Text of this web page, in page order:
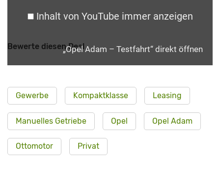
Inhalt von YouTube immer anzeigen
„Opel Adam – Testfahrt“ direkt öffnen
Bewerte diesen Deal
Gewerbe Kompaktklasse Leasing
Manuelles Getriebe Opel Opel Adam
Ottomotor Privat